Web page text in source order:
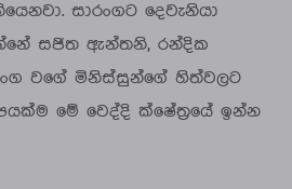
සාරංගට දෙවැනියා
සජිත ඇන්තනි, රන්දික
වගේ මිනිස්සුන්ගේ හිත්වලට
මේ වෙද්දි ක්ෂේත්‍රයේ ඉන්න